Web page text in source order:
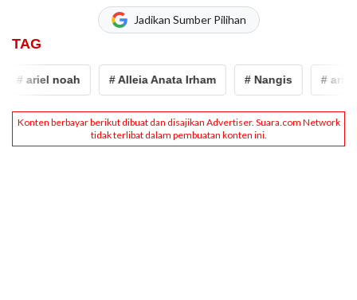
Jadikan Sumber Pilihan
TAG
# ariel noah # Alleia Anata Irham # Nangis # ariel